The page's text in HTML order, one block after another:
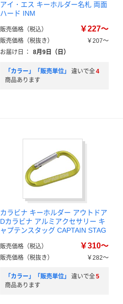
アイ・エス キーホルダー名札 両面
ハード INM
販売価格（税込） ￥227～
販売価格（税抜き）
￥207～
お届け日
： 8月9日（日）
「カラー」「販売単位」 違いで全4
商品あります
カラビナ キーホルダー アウトドア
Dカラビナ アルミアクセサリー キ
ャプテンスタッグ CAPTAIN STAG
販売価格（税込） ￥310～
販売価格（税抜き） ￥282～
「カラー」「販売単位」 違いで全5
商品あります